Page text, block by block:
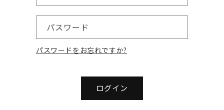
パスワード
パスワードをお忘れですか?
ログイン